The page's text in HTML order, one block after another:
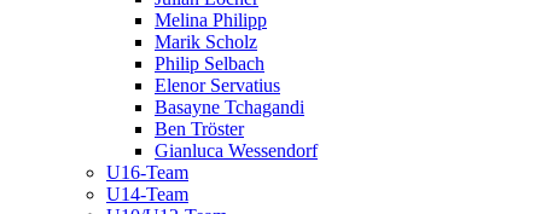
Melina Philipp
Marik Scholz
Philip Selbach
Elenor Servatius
Basayne Tchagandi
Ben Tröster
Gianluca Wessendorf
U16-Team
U14-Team